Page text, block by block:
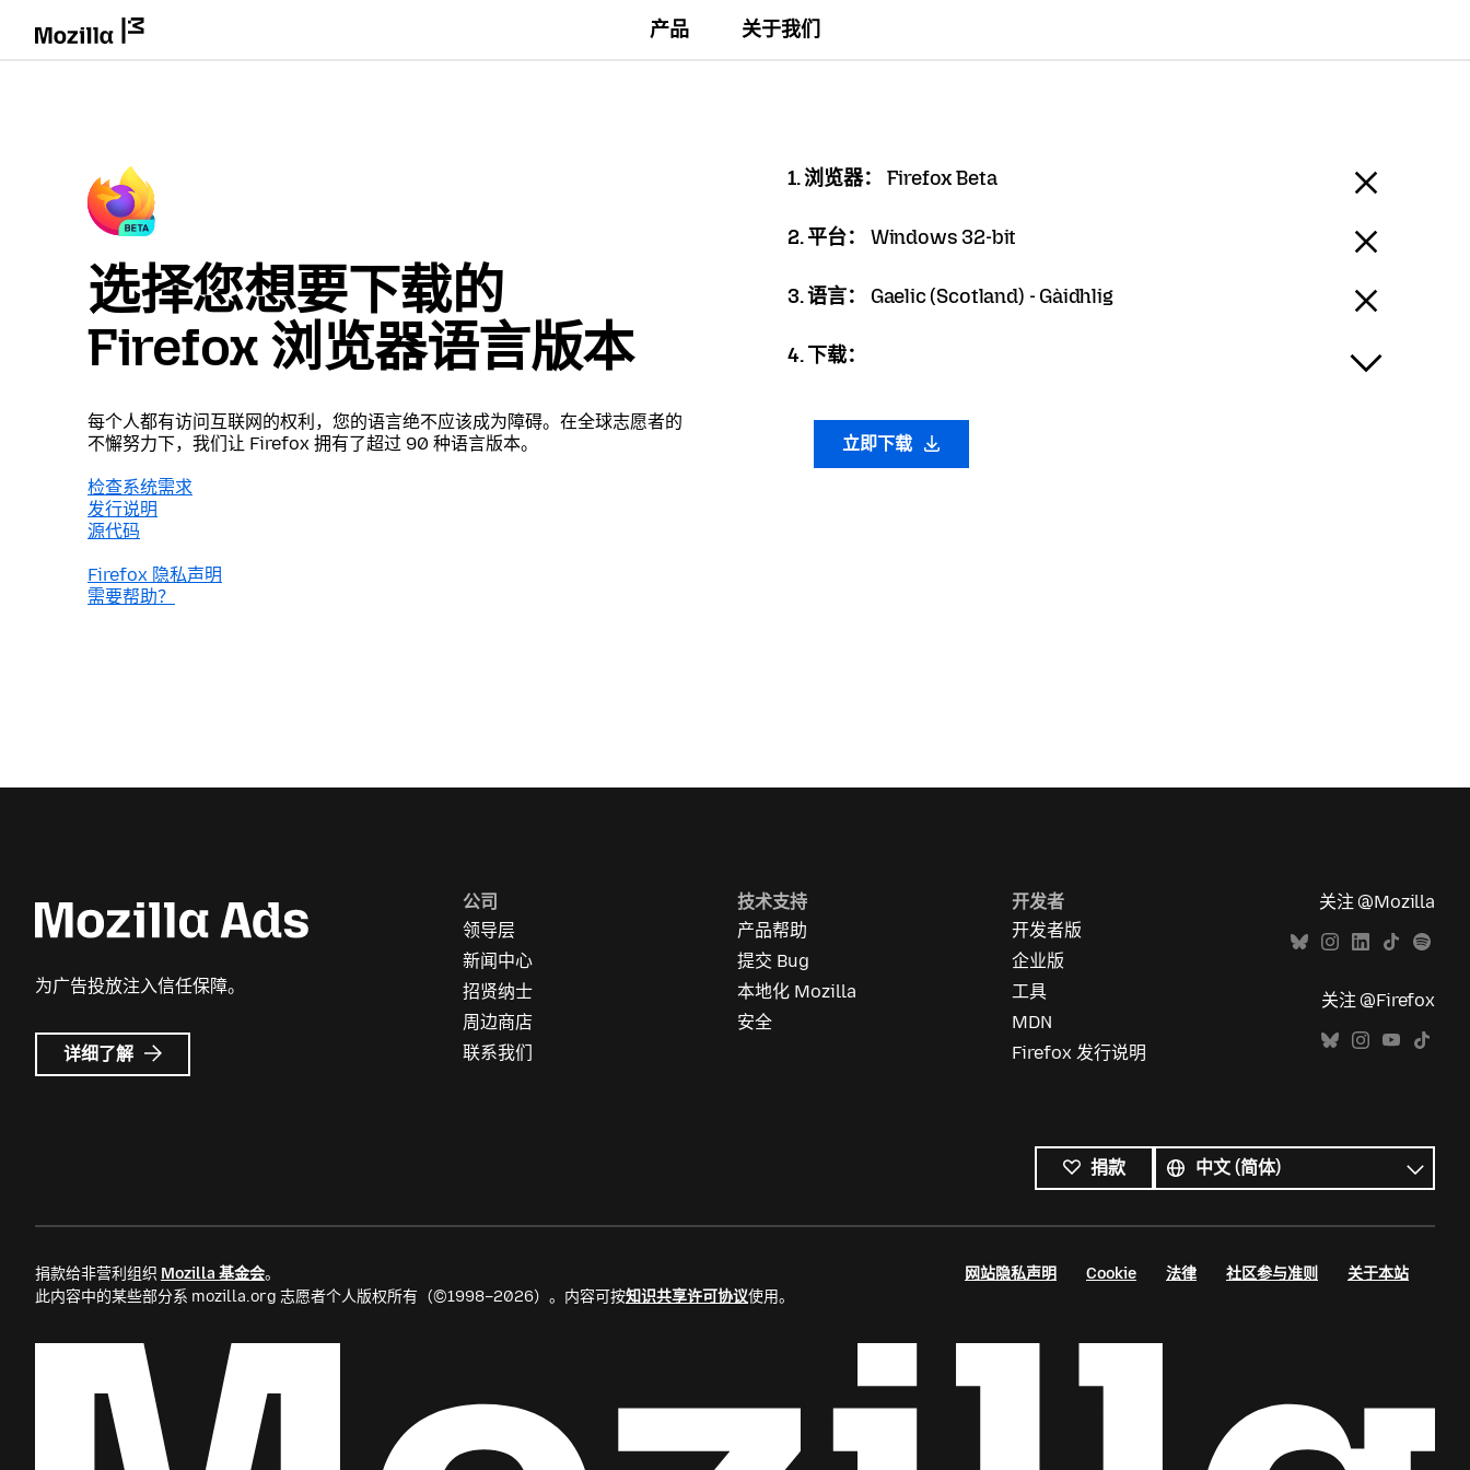
产品 关于我们
选择您想要下载的
Firefox 浏览器语言版本
每个人都有访问互联网的权利，您的语言绝不应该成为障碍。在全球志愿者的
不懈努力下，我们让 Firefox 拥有了超过 90 种语言版本。
检查系统需求
发行说明
源代码
Firefox 隐私声明
需要帮助？
1. 浏览器： Firefox Beta
2. 平台： Windows 32-bit
3. 语言： Gaelic (Scotland) - Gàidhlig
4. 下载：
立即下载
为广告投放注入信任保障。
详细了解 Mozilla
广
公司
领导层
新闻中心
招贤纳士
周边商店
联系我们
技术支持
产品帮助
提交 Bug
本地化 Mozilla
安全
开发者
开发者版
企业版
工具
MDN
Firefox 发行说明
关注 @Mozilla
关注 @Firefox
捐款
有
语
言
语
言
捐款给非营利组织 Mozilla 基金会。
此内容中的某些部分系 mozilla.org 志愿者个人版权所有（©1998–2026）。内容可按知识共享许可协议使用。
网站隐私声明 Cookie 法律 社区参与准则 关于本站